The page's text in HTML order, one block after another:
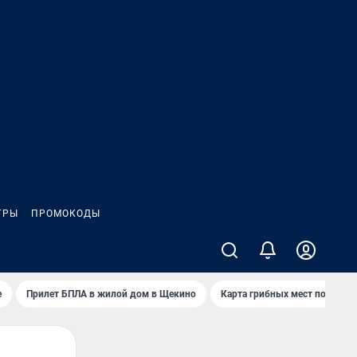
ПРОМОКОДЫ
Прилет БПЛА в жилой дом в Щекино Карта грибных мест под